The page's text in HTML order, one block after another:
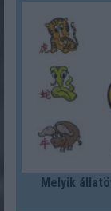
Melyik